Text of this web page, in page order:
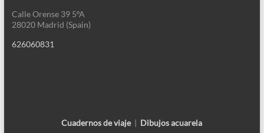
Calle Orense 39 5ºA
28020 Madrid (Spain)
626060831
Cuadernos de viaje| Dibujos acuarela